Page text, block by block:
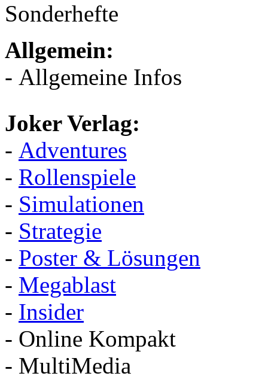
Sonderhefte
Allgemein:
- Allgemeine Infos
Joker Verlag:
- Adventures
- Rollenspiele
- Simulationen
- Strategie
- Poster & Lösungen
- Megablast
- Insider
- Online Kompakt
- MultiMedia